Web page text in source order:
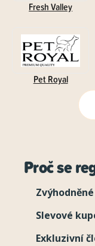
Fresh Valley
Pet Royal
Proč se
Slevové
Exkluzivní